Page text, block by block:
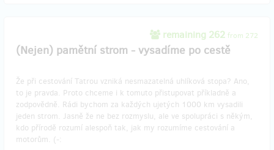
remaining 262 from 272
(Nejen) pamětní strom - vysadíme po cestě
Že při cestování Tatrou vzniká nesmazatelná uhlíková stopa? Ano,
to je pravda. Proto chceme i k tomuto přistupovat příkladně a
zodpovědně. Rádi bychom za každých ujetých 1000 km vysadili
jeden strom. Jasně že ne bez rozmyslu, ale ve spolupráci s někým,
kdo přírodě rozumí alespoň tak, jak my rozumíme cestování a
motorům. (-: